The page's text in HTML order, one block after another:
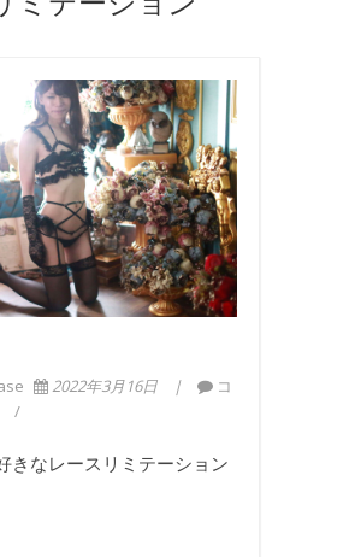
2022年3月16日
コ
きなレースリミテーション